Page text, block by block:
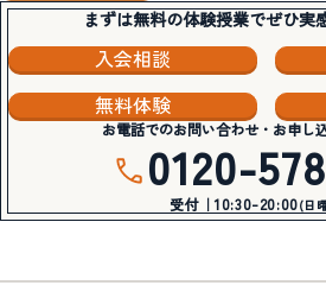
まずは無料の体験授業でぜひ実
入会相談
無料体験
お電話でのお問い合わせ・お申し
0120-
受付｜10:30-20:00(日